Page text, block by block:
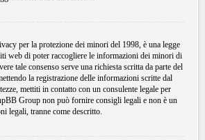
per la protezione dei minori del 1998, è una legge
web di poter raccogliere le informazioni dei minori di
tale consenso serve una richiesta scritta da parte del
la registrazione delle informazioni scritte dal
mettiti in contatto con un consulente legale per
Group non può fornire consigli legali e non è un
legali, tranne come descritto.